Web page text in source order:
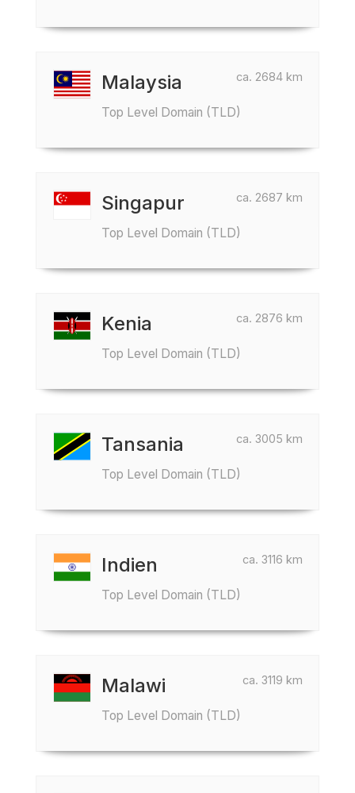
ca. 2684 km
Malaysia
Top Level Domain (TLD)
ca. 2687 km
Singapur
Top Level Domain (TLD)
ca. 2876 km
Kenia
Top Level Domain (TLD)
ca. 3005 km
Tansania
Top Level Domain (TLD)
ca. 3116 km
Indien
Top Level Domain (TLD)
ca. 3119 km
Malawi
Top Level Domain (TLD)